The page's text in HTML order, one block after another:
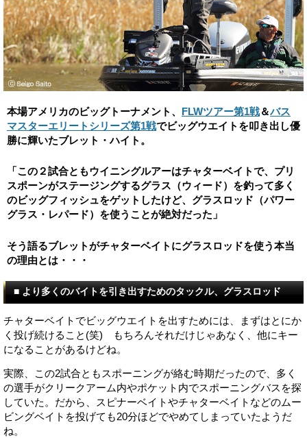
本場アメリカのビッグトーナメント、 FLWツアー第1戦＆バス
マスターエリートシリーズ第1戦でビッグウエイトを叩き出し優
勝に輝いたブレット・ハイト。
「この２試合ともウイニングルアーはチャターベイトで、プリ
スポーンがステージングするグラス（ウィード）を釣って多く
のビッグフィッシュをゲットしたけど、グラスロッド（パワー
グラス・レパード）を使うことが絶対だった」
そう語るブレットがチャターベイトにグラスロッドを使う本当
の理由とは・・・
■ より多くのバイトを引き出すためのタックル、グラスロッド
チャターベイトでビッグウエイトを出すためには、まずはとにか
く投げ続けること(笑) もちろんそれだけじゃあなく、他にキー
になることがあるけどね。
実際、この2試合ともスポーニングが絡む時期だったので、多く
の選手がクリークアーム内やポケット内でスポーニングバスを探
していた。だから、スピナーベイトやチャターベイトなどのムー
ビングベイトを投げても20分ほどでやめてしまっていたようだ
ね。